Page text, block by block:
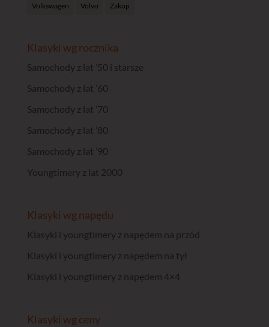
Volkswagen Volvo Zakup
Klasyki wg rocznika
Samochody z lat ’50 i starsze
Samochody z lat ’60
Samochody z lat ’70
Samochody z lat ’80
Samochody z lat ’90
Youngtimery z lat 2000
Klasyki wg napędu
Klasyki i youngtimery z napędem na przód
Klasyki i youngtimery z napędem na tył
Klasyki i youngtimery z napędem 4×4
Klasyki wg ceny